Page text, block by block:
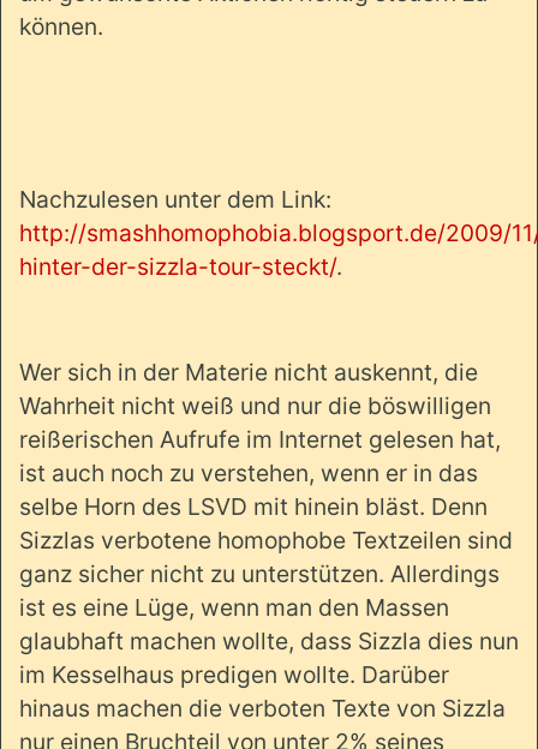
können.
Nachzulesen unter dem Link:
http://smashhomophobia.blogsport.de/2009/
hinter-der-sizzla-tour-steckt/.
Wer sich in der Materie nicht auskennt, die
Wahrheit nicht weiß und nur die böswilligen
reißerischen Aufrufe im Internet gelesen hat,
ist auch noch zu verstehen, wenn er in das
selbe Horn des LSVD mit hinein bläst. Denn
Sizzlas verbotene homophobe Textzeilen sind
ganz sicher nicht zu unterstützen. Allerdings
ist es eine Lüge, wenn man den Massen
glaubhaft machen wollte, dass Sizzla dies nun
im Kesselhaus predigen wollte. Darüber
hinaus machen die verboten Texte von Sizzla
nur einen Bruchteil von unter 2% seines